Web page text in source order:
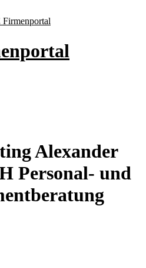
Alexander
Personal- und